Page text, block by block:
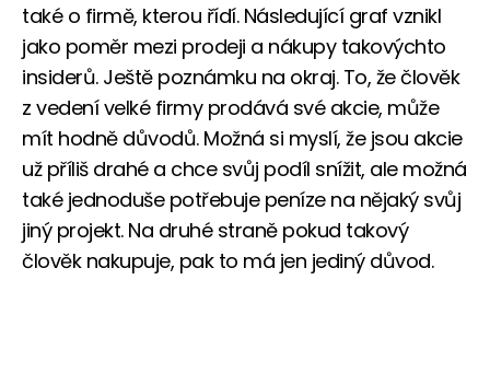
také o firmě, kterou řídí. Následující graf vznikl
jako poměr mezi prodeji a nákupy takovýchto
insiderů. Ještě poznámku na okraj. To, že člověk
z vedení velké firmy prodává své akcie, může
mít hodně důvodů. Možná si myslí, že jsou akcie
už příliš drahé a chce svůj podíl snížit, ale možná
také jednoduše potřebuje peníze na nějaký svůj
jiný projekt. Na druhé straně pokud takový
člověk nakupuje, pak to má jen jediný důvod.